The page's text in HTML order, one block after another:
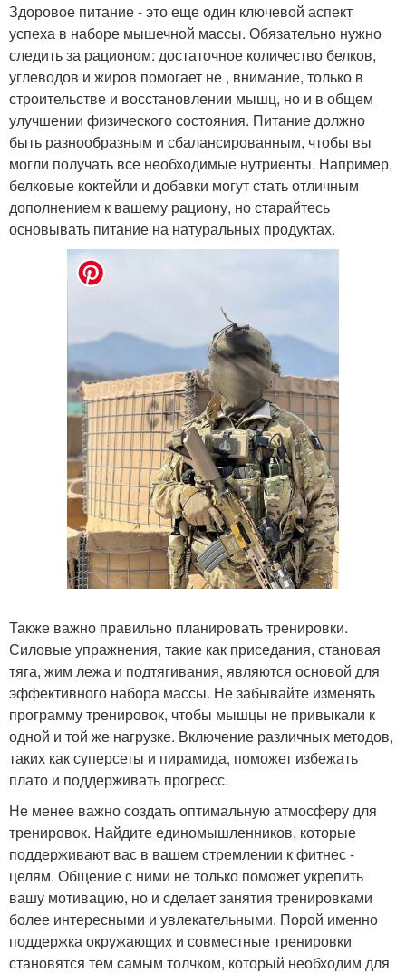
Здоровое питание - это еще один ключевой аспект
успеха в наборе мышечной массы. Обязательно нужно
следить за рационом: достаточное количество белков,
углеводов и жиров помогает не , внимание, только в
строительстве и восстановлении мышц, но и в общем
улучшении физического состояния. Питание должно
быть разнообразным и сбалансированным, чтобы вы
могли получать все необходимые нутриенты. Например,
белковые коктейли и добавки могут стать отличным
дополнением к вашему рациону, но старайтесь
основывать питание на натуральных продуктах.
Также важно правильно планировать тренировки.
Силовые упражнения, такие как приседания, становая
тяга, жим лежа и подтягивания, являются основой для
эффективного набора массы. Не забывайте изменять
программу тренировок, чтобы мышцы не привыкали к
одной и той же нагрузке. Включение различных методов,
таких как суперсеты и пирамида, поможет избежать
плато и поддерживать прогресс.
Не менее важно создать оптимальную атмосферу для
тренировок. Найдите единомышленников, которые
поддерживают вас в вашем стремлении к фитнес -
целям. Общение с ними не только поможет укрепить
вашу мотивацию, но и сделает занятия тренировками
более интересными и увлекательными. Порой именно
поддержка окружающих и совместные тренировки
становятся тем самым толчком, который необходим для